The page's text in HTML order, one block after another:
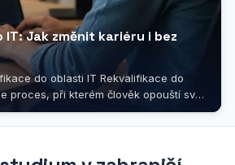
IT: Jak změnit kariéru i bez
do oblasti IT Rekvalifikace do
proces, při kterém člověk opouští svůj